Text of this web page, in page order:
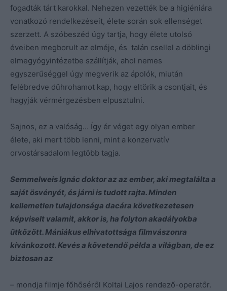
fogadták tárt karokkal. Nehezen vezették be a higiéniára
vonatkozó rendelkezéseit, élete során sok ellenséget
szerzett. A szóbeszéd úgy tartja, hogy élete utolsó
éveiben megborult az elméje, és talán csellel a döblingi
elmegyógyintézetbe szállítják, ahol nemes
egyszerűséggel úgy megverik az ápolók, miután
felébredve dührohamot kap, hogy eltörik a csontjait, és
hagyják vérmérgezésben elpusztulni.
Sajnos, ez a valóság… Így ér véget egy olyan ember
élete, aki mert több lenni, mint a konzervatív
orvostársadalom legtöbb tagja.
Semmelweis Ignác doktor az az ember, aki megtalálta a
saját ösvényét, és járni is tudott rajta. Minden
kellemetlen tulajdonsága dacára következetesen
képviselt valamit, akkor is, ha folyton akadályokba
ütközött. Mániákus elhivatottsága filmvászonra
kívánkozott. Kevés a követendő példa a világban, de ez
biztosan az
– mondja filmje főhőséről Koltai Lajos rendező-operatőr.